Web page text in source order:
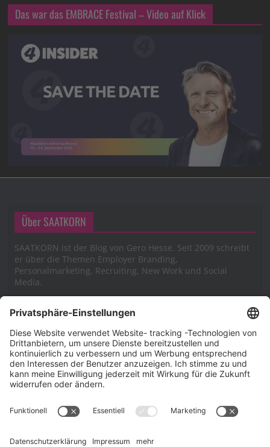
Das war das EMBRACE Festival – Video auf Klick
Über SAATKORN
SAATKORN ist der Blog von Gero Hesse. Seit 2009 schreibt
er über die Themen Employer Branding,
Personalmarketing, Recruiting, New Work und Social
Media.
Impressum
Impressum
Cookie-Richtlinie (EU)